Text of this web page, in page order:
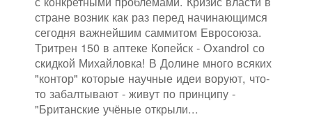
стране возник как раз перед начинающимся
сегодня важнейшим саммитом Евросоюза.
Тритрен 150 в аптеке Копейск - Oxandrol со
скидкой Михайловка! В Долине много всяких
"контор" которые научные идеи воруют, что-
то забалтывают - живут по принципу -
"Британские учёные открыли...